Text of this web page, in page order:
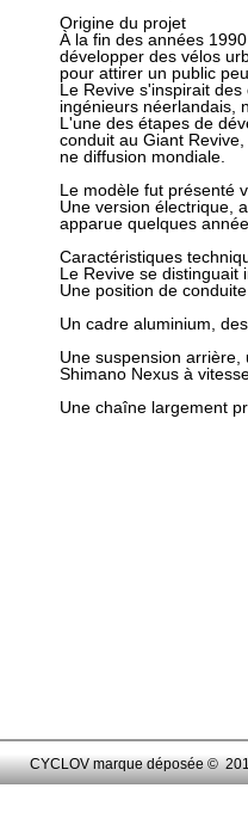
CYCLOV marque déposée ©
Origine du projet
À la fin des années
développer des vélos
pour attirer un public
Le Revive s'inspirait
ingénieurs néerlandais,
L'une des étapes de
conduit au Giant
ne diffusion mondiale.
Le modèle fut présenté
Une version électrique,
apparue quelques
Caractéristiques
Le Revive se distinguait
Une position de
Un cadre aluminium,
Une suspension
Shimano Nexus à
Une chaîne largement